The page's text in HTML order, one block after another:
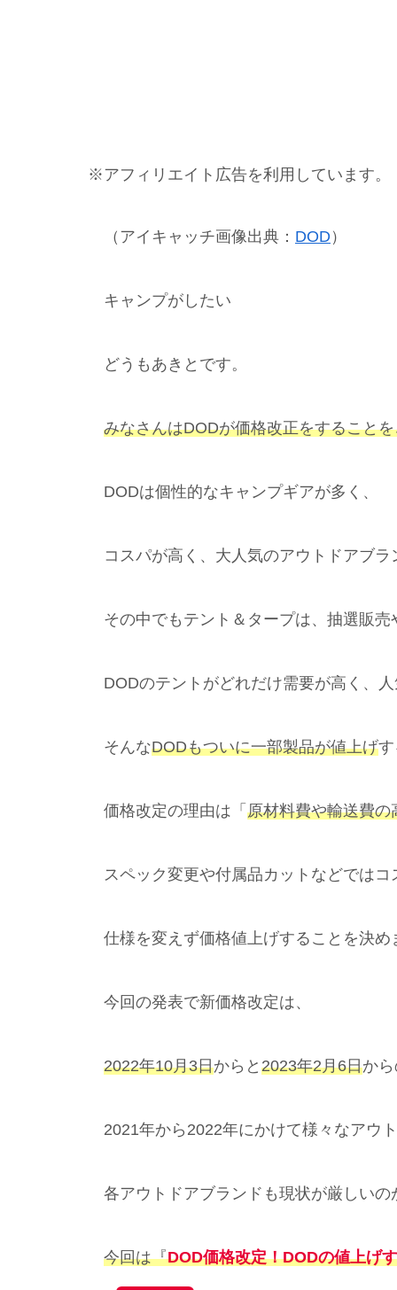
※アフィリエイト広告を利用しています。
（アイキャッチ画像出典： DOD）
キャンプがしたい
どうもあきとです。
みなさんはDODが価格改正をすること
DODは個性的なキャンプギアが多く、
コスパが高く、大人気のアウトドアブラ
その中でもテント＆タープは、抽選販
DODのテントがどれだけ需要が高く、
そんなDODもついに一部製品が値上げ
価格改定の理由は「 原材料費や輸送費の
スペック変更や付属品カットなどでは
仕様を変えず価格値上げすることを決め
今回の発表で新価格改定は、
2022年10月3日からと 2023年2月6日か
2021年から2022年にかけて様々なアウ
各アウトドアブランドも現状が厳しい
今回は『DOD価格改定！DODの値上げ